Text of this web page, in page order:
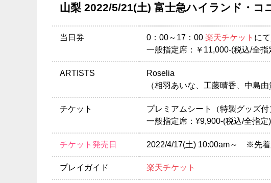
山梨 2022/5/21(土) 富士急ハイランド・コ
当日券 0：00～17：00 楽天チケット に
一般指定席：￥11,000-(税込/全
ARTISTS
Roselia
（相羽あいな、工藤晴香、中島
チケット
プレミアムシート（特製グッズ
一般指定席：¥9,900-(税込/全指定)
チケット発売日 2022/4/17(土) 10:00am～ ※先着
プレイガイド 楽天チケット